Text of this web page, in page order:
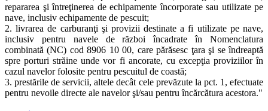
repararea şi întreţinerea de echipamente încorporate sau utilizate pe
nave, inclusiv echipamente de pescuit;
2. livrarea de carburanţi şi provizii destinate a fi utilizate pe nave,
inclusiv pentru navele de război încadrate în Nomenclatura
combinată (NC) cod 8906 10 00, care părăsesc ţara şi se îndreaptă
spre porturi străine unde vor fi ancorate, cu excepţia proviziilor în
cazul navelor folosite pentru pescuitul de coastă;
3. prestările de servicii, altele decât cele prevăzute la pct. 1, efectuate
pentru nevoile directe ale navelor şi/sau pentru încărcătura acestora."